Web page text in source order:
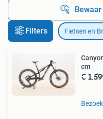
Filters Fietsen en
cm
€